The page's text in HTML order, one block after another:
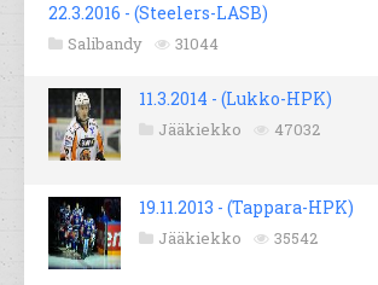
22.3.2016 - (Steelers-LASB)
Salibandy 31044
11.3.2014 - (Lukko-HPK)
Jääkiekko 47032
19.11.2013 - (Tappara-HPK)
Jääkiekko 35542